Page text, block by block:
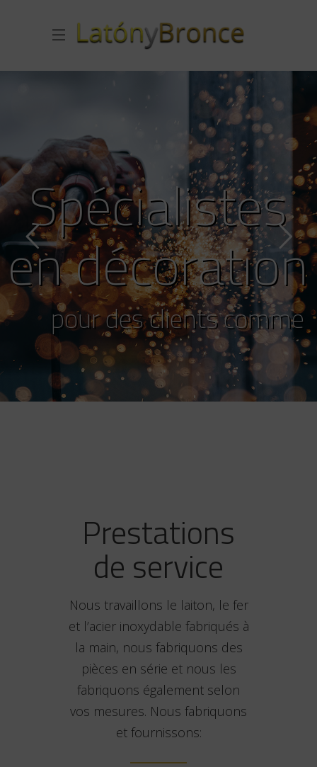
Hôtels
VOIR LES CLIENTS
Prestations
de service
Nous travaillons le laiton, le fer
et l’acier inoxydable fabriqués à
la main, nous fabriquons des
pièces en série et nous les
fabriquons également selon
vos mesures. Nous fabriquons
et fournissons: